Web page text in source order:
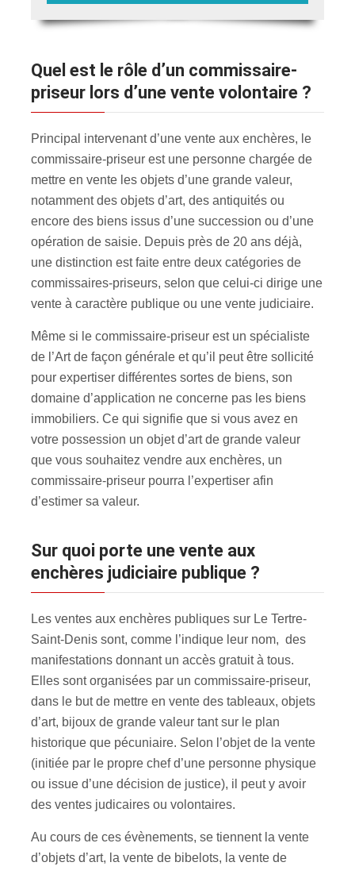
Quel est le rôle d’un commissaire-
priseur lors d’une vente volontaire ?
Principal intervenant d’une vente aux enchères, le
commissaire-priseur est une personne chargée de
mettre en vente les objets d’une grande valeur,
notamment des objets d’art, des antiquités ou
encore des biens issus d’une succession ou d’une
opération de saisie. Depuis près de 20 ans déjà,
une distinction est faite entre deux catégories de
commissaires-priseurs, selon que celui-ci dirige une
vente à caractère publique ou une vente judiciaire.
Même si le commissaire-priseur est un spécialiste
de l’Art de façon générale et qu’il peut être sollicité
pour expertiser différentes sortes de biens, son
domaine d’application ne concerne pas les biens
immobiliers. Ce qui signifie que si vous avez en
votre possession un objet d’art de grande valeur
que vous souhaitez vendre aux enchères, un
commissaire-priseur pourra l’expertiser afin
d’estimer sa valeur.
Sur quoi porte une vente aux
enchères judiciaire publique ?
Les ventes aux enchères publiques sur Le Tertre-
Saint-Denis sont, comme l’indique leur nom, des
manifestations donnant un accès gratuit à tous.
Elles sont organisées par un commissaire-priseur,
dans le but de mettre en vente des tableaux, objets
d’art, bijoux de grande valeur tant sur le plan
historique que pécuniaire. Selon l’objet de la vente
(initiée par le propre chef d’une personne physique
ou issue d’une décision de justice), il peut y avoir
des ventes judicaires ou volontaires.
Au cours de ces évènements, se tiennent la vente
d’objets d’art, la vente de bibelots, la vente de